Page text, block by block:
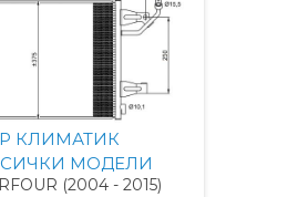
КЛИМАТИК
ВСИЧКИ МОДЕЛИ
(2004 - 2015)